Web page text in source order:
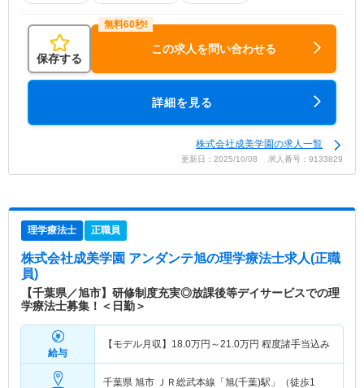
保存する
この求人を問い合わせる
詳細を見る
株式会社成美学園の求人一覧
更新日：2025/10/08 求人番号：9133829
理学療法士 正職員
株式会社成美学園 アンダンテ旭の理学療法士求人(正職
員)
【千葉県／旭市】研修制度充実◎放課後等デイサービスでの理
学療法士募集！＜日勤＞
給与
【モデル月収】 18.0万円～21.0万円 程度諸手当込み
千葉県 旭市 ＪＲ総武本線「旭(千葉)駅」（徒歩1